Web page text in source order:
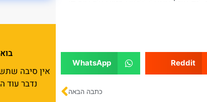
Reddit
WhatsApp
כתבה הבאה
אין סיבה
נדבר עוד